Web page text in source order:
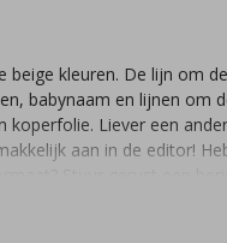
kleuren. De lijn om
babynaam en lijnen om
koperfolie. Liever een
aan in de editor!